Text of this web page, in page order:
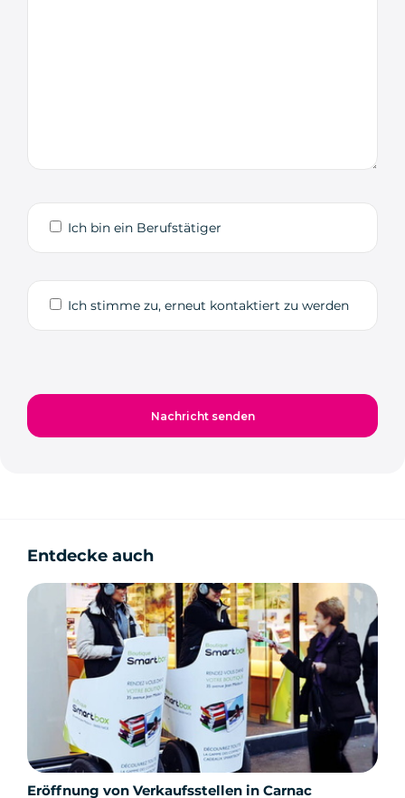
Ich bin ein Berufstätiger
Ich stimme zu, erneut kontaktiert zu werden
Entdecke auch
Eröffnung von Verkaufsstellen in Carnac